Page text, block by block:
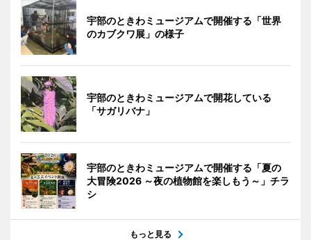
宇部のときわミュージアムで開催する「世界
のカブクワ展」の様子
宇部のときわミュージアムで開花している
「サガリバナ」
宇部のときわミュージアムで開催する「夏の
大冒険2026 ～夜の植物館を楽しもう～」チラ
シ
もっと見る